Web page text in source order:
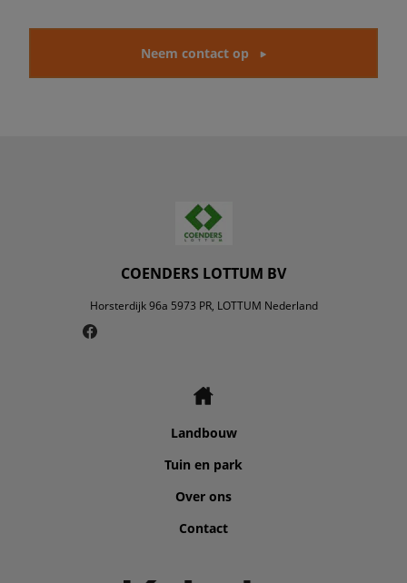
Neem contact op
COENDERS LOTTUM BV
Horsterdijk 96a 5973 PR, LOTTUM Nederland
Landbouw
Tuin en park
Over ons
Contact